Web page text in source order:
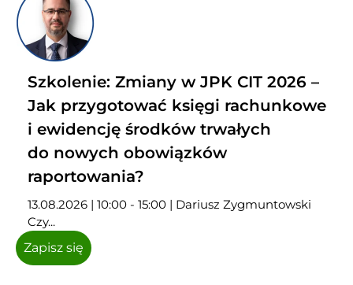
Szkolenie: Zmiany w JPK CIT 2026 –
Jak przygotować księgi rachunkowe
i ewidencję środków trwałych
do nowych obowiązków
raportowania?
13.08.2026 | 10:00 - 15:00 | Dariusz Zygmuntowski
Czy...
Zapisz się